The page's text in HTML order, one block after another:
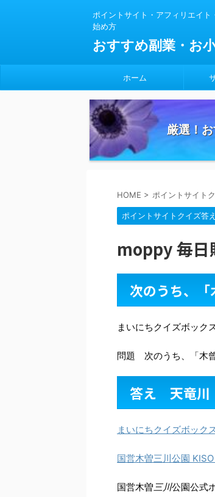
ポイントサイト・アフィリエイ
始め方
おすすめ副業・お
ホーム
厳選！
HOME > ポイントサイト
ポイントサイトクイズ答え
moppy 毎日
次のうち、「
まいにちクイズボック
問題 次のうち、「木
答え 天竜川
まいにちクイズボック
国営木曽三川公園
国営木曽三川公園公式